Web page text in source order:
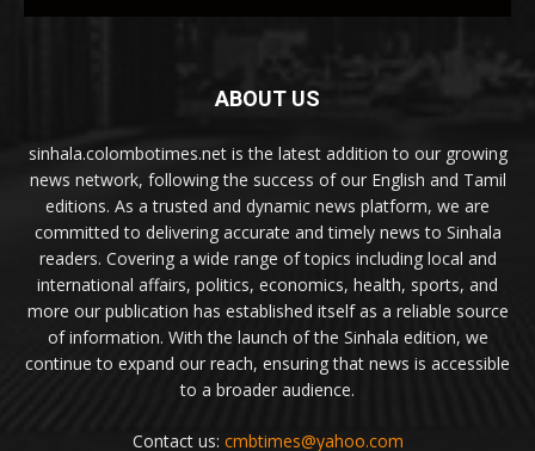
ABOUT US
sinhala.colombotimes.net is the latest addition to our growing
news network, following the success of our English and Tamil
editions. As a trusted and dynamic news platform, we are
committed to delivering accurate and timely news to Sinhala
readers. Covering a wide range of topics including local and
international affairs, politics, economics, health, sports, and
more our publication has established itself as a reliable source
of information. With the launch of the Sinhala edition, we
continue to expand our reach, ensuring that news is accessible
to a broader audience.
Contact us: cmbtimes@yahoo.com